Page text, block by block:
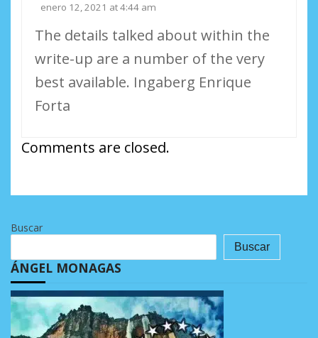
enero 12, 2021 at 4:44 am
The details talked about within the
write-up are a number of the very
best available. Ingaberg Enrique
Forta
Comments are closed.
Buscar
Buscar
ÁNGEL MONAGAS